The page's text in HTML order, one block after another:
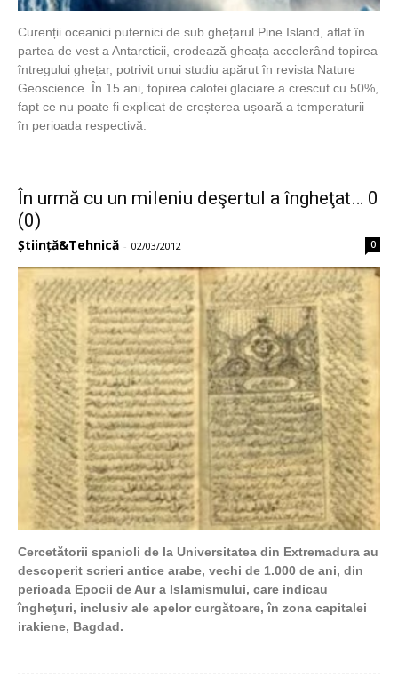
Curenții oceanici puternici de sub ghețarul Pine Island, aflat în
partea de vest a Antarcticii, erodează gheața accelerând topirea
întregului ghețar, potrivit unui studiu apărut în revista Nature
Geoscience. În 15 ani, topirea calotei glaciare a crescut cu 50%,
fapt ce nu poate fi explicat de creșterea ușoară a temperaturii
în perioada respectivă.
În urmă cu un mileniu deşertul a îngheţat… 0
(0)
Știință&Tehnică - 02/03/2012 0
Cercetătorii spanioli de la Universitatea din Extremadura au
descoperit scrieri antice arabe, vechi de 1.000 de ani, din
perioada Epocii de Aur a Islamismului, care indicau
îngheţuri, inclusiv ale apelor curgătoare, în zona capitalei
irakiene, Bagdad.